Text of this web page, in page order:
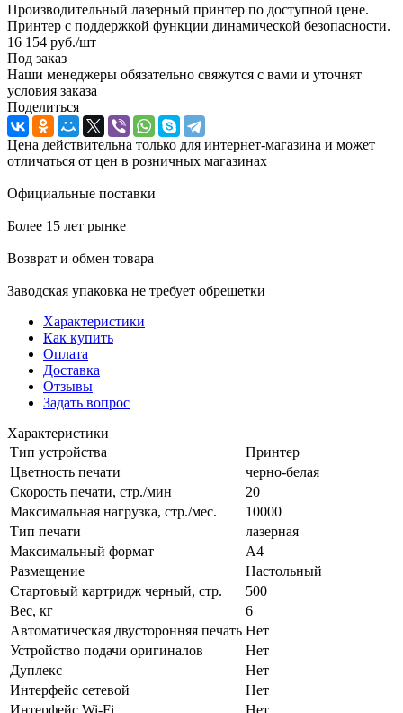
Производительный лазерный принтер по доступной цене.
Принтер с поддержкой функции динамической безопасности.
16 154 руб./шт
Под заказ
Наши менеджеры обязательно свяжутся с вами и уточнят
условия заказа
Поделиться
Цена действительна только для интернет-магазина и может
отличаться от цен в розничных магазинах
Официальные поставки
Более 15 лет рынке
Возврат и обмен товара
Заводская упаковка не требует обрешетки
Характеристики
Как купить
Оплата
Доставка
Отзывы
Задать вопрос
Характеристики
Тип устройства
Принтер
Цветность печати
черно-белая
Скорость печати, стр./мин
20
Максимальная нагрузка, стр./мес.
10000
Тип печати
лазерная
Максимальный формат
А4
Размещение
Настольный
Стартовый картридж черный, стр.
500
Вес, кг
6
Автоматическая двусторонняя печать Нет
Устройство подачи оригиналов
Нет
Дуплекс
Нет
Интерфейс сетевой
Нет
Интерфейс Wi-Fi
Нет